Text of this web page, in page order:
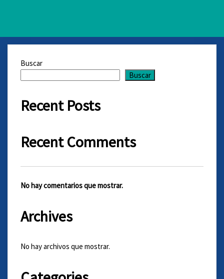
Buscar
Buscar
Recent Posts
Recent Comments
No hay comentarios que mostrar.
Archives
No hay archivos que mostrar.